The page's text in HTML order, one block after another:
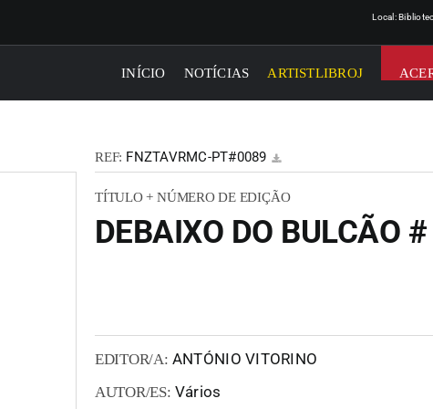
Local:
INÍCIO NOTÍCIAS ARTISTLIBROJ
REF: FNZTAVRMC-PT#0089
TÍTULO + NÚMERO DE EDIÇÃO
DEBAIXO DO BULCÃO
EDITOR/A: ANTÓNIO VITORINO
AUTOR/ES: Vários